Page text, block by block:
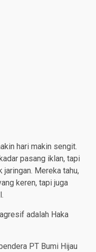
hari makin sengit.
pasang iklan, tapi
jaringan. Mereka tahu,
keren, tapi juga
adalah Haka
PT Bumi Hijau